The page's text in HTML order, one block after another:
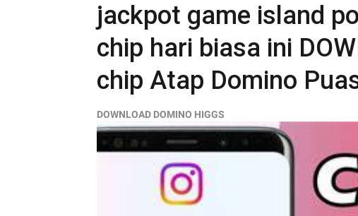
jackpot game island
chip hari biasa ini
chip Atap Domino
DOWNLOAD DOMINO HIGGS